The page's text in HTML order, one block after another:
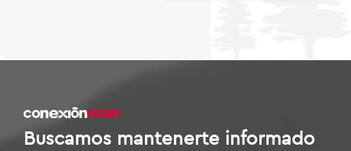
Buscamos mantenerte informado